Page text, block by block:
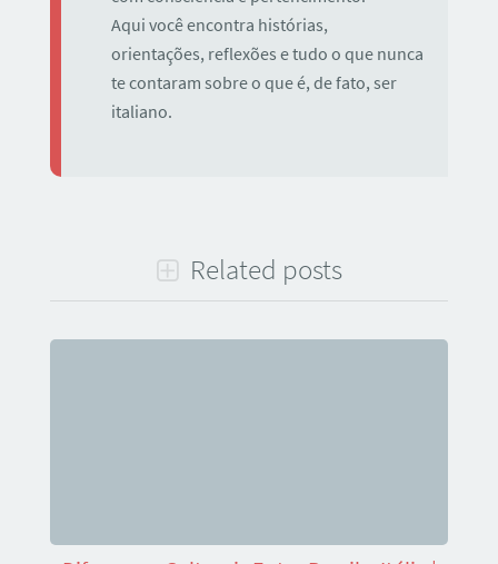
Aqui você encontra histórias,
orientações, reflexões e tudo o que nunca
te contaram sobre o que é, de fato, ser
italiano.
Related posts